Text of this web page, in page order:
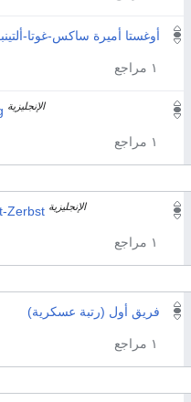
أوغستا أميرة ساكس-غوتا-
١ مراجع
الإنجليزية
١ مراجع
Zerbst الإنجليزية
١ مراجع
فريق أول (رتبة عسكرية)
١ مراجع